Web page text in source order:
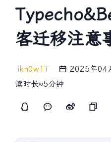
客迁移注意
ikn0w1T 2025年04
读时长≈5分钟